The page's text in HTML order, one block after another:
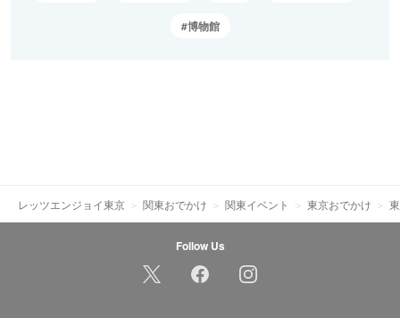
博物館
レッツエンジョイ東京 関東おでかけ 関東イベント 東京おでかけ
Follow Us